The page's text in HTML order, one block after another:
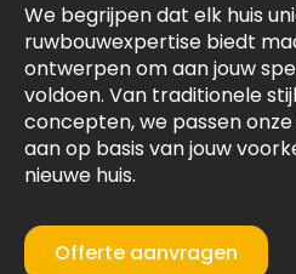
We begrijpen dat elk huis
ruwbouwexpertise biedt
ontwerpen om aan jouw
voldoen. Van traditionele
concepten, we passen
aan op basis van jouw
nieuwe huis.
Offerte aanvragen